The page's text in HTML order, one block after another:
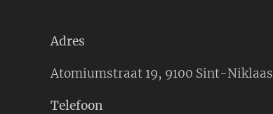
Adres
Atomiumstraat 19, 9100 Sint-Niklaas
Telefoon